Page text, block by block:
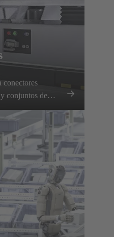
conjuntos de
para AGV y AMR,
fiable de